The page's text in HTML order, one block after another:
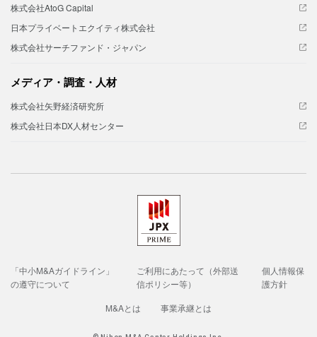
株式会社AtoG Capital
日本プライベートエクイティ株式会社
株式会社サーチファンド・ジャパン
メディア・調査・人材
株式会社矢野経済研究所
株式会社日本DX人材センター
「中小M&Aガイドライン」
の遵守について
ご利用にあたって（外部送
信ポリシー等）
個人情報保
護方針
M&Aとは
事業承継とは